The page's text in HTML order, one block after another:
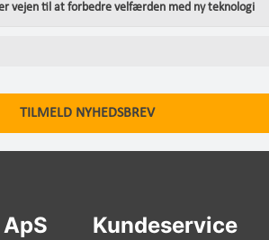
vejen til at forbedre velfærden med ny teknologi
TILMELD NYHEDSBREV
Kundeservice